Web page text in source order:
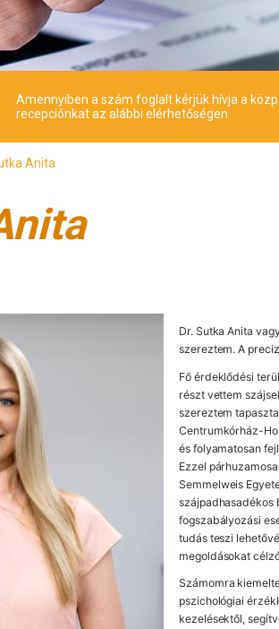
Amennyiben a szám foglalt kérjük hívja a
recepciónkat az alábbi elérhetőségen
Anita
Dr. Sutka Anita
szereztem. A
Fő érdeklődési
részt vettem
szereztem
Centrumkórház-
és folyamatosan
Ezzel
Semmelweis
szájpadhasadékos
fogszabályozási
tudás teszi
megoldásokat
Számomra
pszichológiai
kezelésektől,